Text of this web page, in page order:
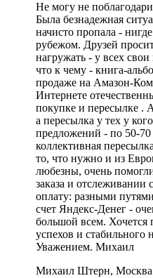
Не могу не
Была безнадежная
начисто пропала -
рубежом. Друзей
нагружать - у всех
что к чему - книга-
продаже на Амазон-
Интернете
покупке и пересылке .
а пересылка у тех у
предложений - по 50-70
коллективная
то, что нужно и из
любезны, очень
заказа и отслеживании
оплату: разными
счет Яндекс-Денег -
большой всем. Хочется
успехов и
Уважением. Михаил
Михаил Штерн, Москва